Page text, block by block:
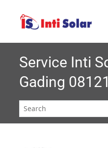
Service Inti
Gading